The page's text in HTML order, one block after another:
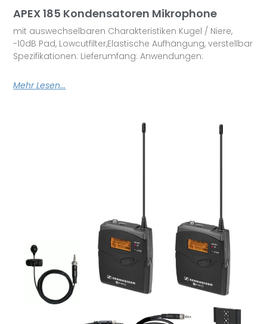
APEX 185 Kondensatoren Mikrophone
mit auswechselbaren Charakteristiken Kugel / Niere,
-10dB Pad, Lowcutfilter,Elastische Aufhängung, verstellbar
Spezifikationen: Lieferumfang: Anwendungen:
Mehr Lesen...